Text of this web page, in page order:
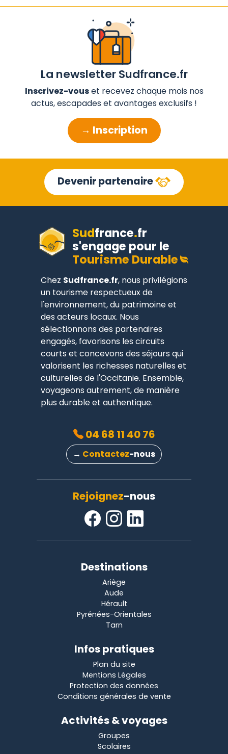
La newsletter Sudfrance.fr
Inscrivez-vouset recevez chaque mois nos
actus, escapades et avantages exclusifs !
→ Inscription
Devenir partenaire
Sudfrance.fr
s'engage pour le
Tourisme Durable
Chez Sudfrance.fr, nous privilégions
un tourisme respectueux de
l'environnement, du patrimoine et
des acteurs locaux. Nous
sélectionnons des partenaires
engagés, favorisons les circuits
courts et concevons des séjours qui
valorisent les richesses naturelles et
culturelles de l'Occitanie. Ensemble,
voyageons autrement, de manière
plus durable et authentique.
Rejoignez-nous
04 68 11 40 76
→ Contactez-nous
Destinations
Ariège
Aude
Hérault
Pyrénées-Orientales
Tarn
Infos pratiques
Plan du site
Mentions Légales
Protection des données
Conditions générales de vente
Activités & voyages
Groupes
Scolaires